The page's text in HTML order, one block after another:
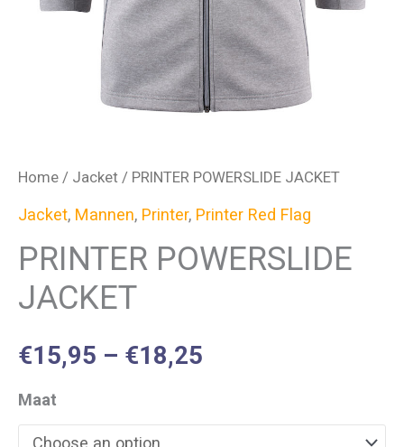
Home / Jacket / PRINTER POWERSLIDE JACKET
Jacket, Mannen, Printer, Printer Red Flag
PRINTER POWERSLIDE
JACKET
€15,95 – €18,25
Maat